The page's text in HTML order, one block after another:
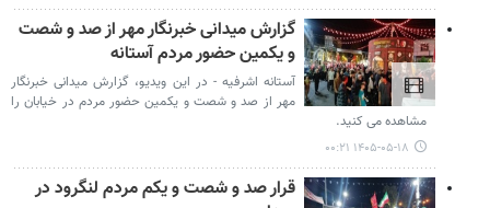
گزارش میدانی خبرنگار مهر از صد و شصت
و یکمین حضور مردم آستانه
آستانه اشرفیه - در این ویدیو، گزارش میدانی خبرنگار
مهر از صد و شصت و یکمین حضور مردم در خیابان را
مشاهده می کنید.
۱۴۰۵-۰۵-۱۸ ۰۰:۲۱
قرار صد و شصت و یکم مردم لنگرود در